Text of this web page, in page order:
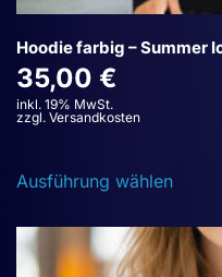
Hoodie farbig – Summer
35,00 €
inkl. 19% MwSt.
zzgl. Versandkosten
Ausführung wählen